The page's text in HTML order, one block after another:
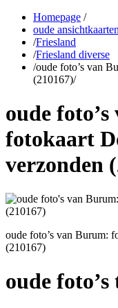
Homepage /
oude ansichtkaarten
/Friesland
/Friesland diverse
/oude foto’s van
(210167)/
oude
fotokaart
verzonden
oude foto’s van Burum:
(210167)
oude